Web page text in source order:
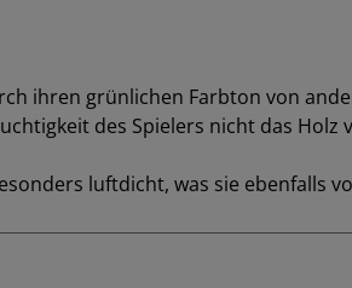
ihren grünlichen Farbton von
des Spielers nicht das
luftdicht, was sie ebenfalls